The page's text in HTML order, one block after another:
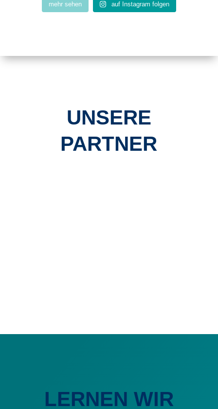
mehr sehen auf Instagram folgen
UNSERE
PARTNER
LERNEN WIR